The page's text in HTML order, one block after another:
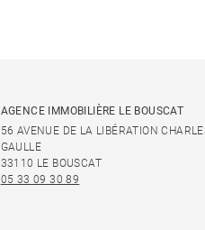
AGENCE IMMOBILIÈRE LE BOUSCAT
56 AVENUE DE LA LIBÉRATION
GAULLE
33110 LE BOUSCAT
05 33 09 30 89